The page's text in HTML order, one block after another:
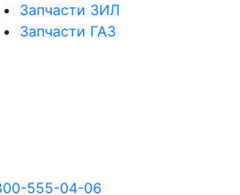
Запчасти ЗИЛ
Запчасти ГАЗ
555-04-06